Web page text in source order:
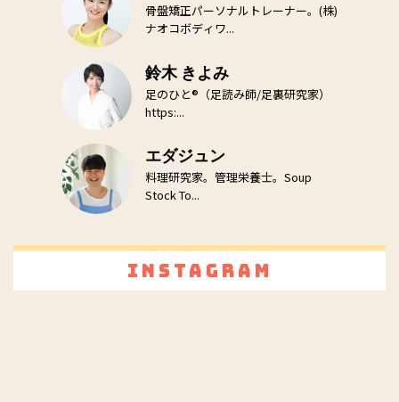
骨盤矯正パーソナルトレーナー。(株)
ナオコボディワ...
鈴木 きよみ
足のひと®（足読み師/足裏研究家）
https:...
エダジュン
料理研究家。管理栄養士。Soup
Stock To...
Instagram